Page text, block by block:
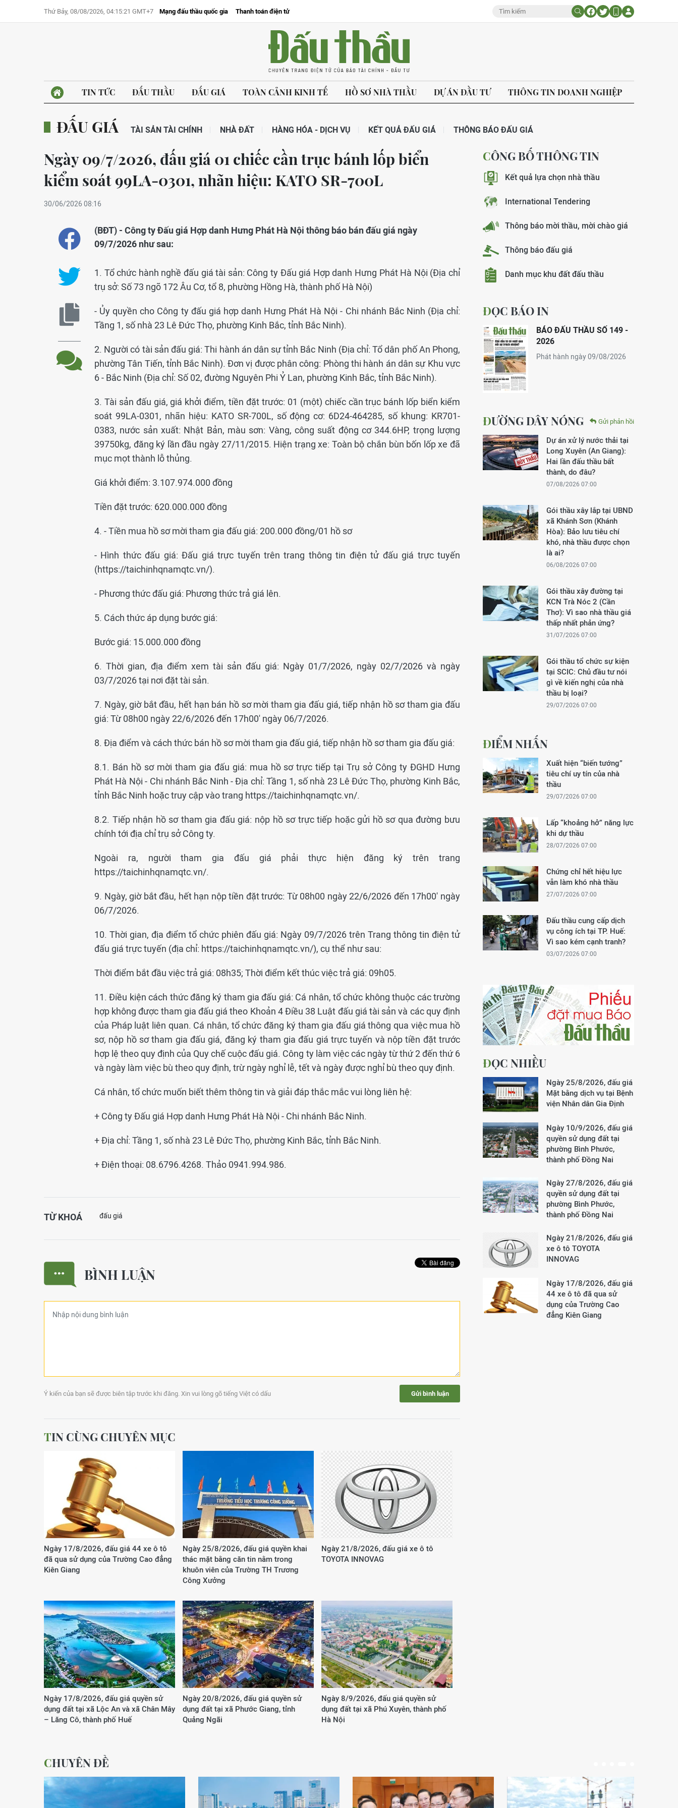
Thứ Bảy, 08/08/2026, 04:15:21 GMT+7 Mạng đấu thầu quốc gia Thanh toán điện tử
TIN TỨC ĐẤU THẦU ĐẤU GIÁ TOÀN CẢNH KINH TẾ HỒ SƠ NHÀ THẦU DỰ ÁN ĐẦU TƯ THÔNG TIN DOANH NGHIỆP
ĐẤU GIÁ TÀI SẢN TÀI CHÍNH NHÀ ĐẤT HÀNG HÓA - DỊCH VỤ KẾT QUẢ ĐẤU GIÁ THÔNG BÁO ĐẤU GIÁ
Ngày 09/7/2026, đấu giá 01 chiếc cần trục bánh lốp biển
kiểm soát 99LA-0301, nhãn hiệu: KATO SR-700L
30/06/2026 08:16
(BĐT) - Công ty Đấu giá Hợp danh Hưng Phát Hà Nội thông báo bán đấu giá ngày
09/7/2026 như sau:
1. Tổ chức hành nghề đấu giá tài sản: Công ty Đấu giá Hợp danh Hưng Phát Hà Nội (Địa chỉ
trụ sở: Số 73 ngõ 172 Âu Cơ, tổ 8, phường Hồng Hà, thành phố Hà Nội)
- Ủy quyền cho Công ty đấu giá hợp danh Hưng Phát Hà Nội - Chi nhánh Bắc Ninh (Địa chỉ:
Tầng 1, số nhà 23 Lê Đức Thọ, phường Kinh Bắc, tỉnh Bắc Ninh).
2. Người có tài sản đấu giá: Thi hành án dân sự tỉnh Bắc Ninh (Địa chỉ: Tổ dân phố An Phong,
phường Tân Tiến, tỉnh Bắc Ninh). Đơn vị được phân công: Phòng thi hành án dân sự Khu vực
6 - Bắc Ninh (Địa chỉ: Số 02, đường Nguyên Phi Ỷ Lan, phường Kinh Bắc, tỉnh Bắc Ninh).
3. Tài sản đấu giá, giá khởi điểm, tiền đặt trước: 01 (một) chiếc cần trục bánh lốp biển kiểm
soát 99LA-0301, nhãn hiệu: KATO SR-700L, số động cơ: 6D24-464285, số khung: KR701-
0383, nước sản xuất: Nhật Bản, màu sơn: Vàng, công suất động cơ 344.6HP, trọng lượng
39750kg, đăng ký lần đầu ngày 27/11/2015. Hiện trạng xe: Toàn bộ chắn bùn bốn lốp xe đã
mục mọt thành lỗ thủng.
Giá khởi điểm: 3.107.974.000 đồng
Tiền đặt trước: 620.000.000 đồng
4. - Tiền mua hồ sơ mời tham gia đấu giá: 200.000 đồng/01 hồ sơ
- Hình thức đấu giá: Đấu giá trực tuyến trên trang thông tin điện tử đấu giá trực tuyến
(https://taichinhqnamqtc.vn/).
- Phương thức đấu giá: Phương thức trả giá lên.
5. Cách thức áp dụng bước giá:
Bước giá: 15.000.000 đồng
6. Thời gian, địa điểm xem tài sản đấu giá: Ngày 01/7/2026, ngày 02/7/2026 và ngày
03/7/2026 tại nơi đặt tài sản.
7. Ngày, giờ bắt đầu, hết hạn bán hồ sơ mời tham gia đấu giá, tiếp nhận hồ sơ tham gia đấu
giá: Từ 08h00 ngày 22/6/2026 đến 17h00' ngày 06/7/2026.
8. Địa điểm và cách thức bán hồ sơ mời tham gia đấu giá, tiếp nhận hồ sơ tham gia đấu giá:
8.1. Bán hồ sơ mời tham gia đấu giá: mua hồ sơ trực tiếp tại Trụ sở Công ty ĐGHD Hưng
Phát Hà Nội - Chi nhánh Bắc Ninh - Địa chỉ: Tầng 1, số nhà 23 Lê Đức Thọ, phường Kinh Bắc,
tỉnh Bắc Ninh hoặc truy cập vào trang https://taichinhqnamqtc.vn/.
8.2. Tiếp nhận hồ sơ tham gia đấu giá: nộp hồ sơ trực tiếp hoặc gửi hồ sơ qua đường bưu
chính tới địa chỉ trụ sở Công ty.
Ngoài ra, người tham gia đấu giá phải thực hiện đăng ký trên trang
https://taichinhqnamqtc.vn/.
9. Ngày, giờ bắt đầu, hết hạn nộp tiền đặt trước: Từ 08h00 ngày 22/6/2026 đến 17h00' ngày
06/7/2026.
10. Thời gian, địa điểm tổ chức phiên đấu giá: Ngày 09/7/2026 trên Trang thông tin điện tử
đấu giá trực tuyến (địa chỉ: https://taichinhqnamqtc.vn/), cụ thể như sau:
Thời điểm bắt đầu việc trả giá: 08h35; Thời điểm kết thúc việc trả giá: 09h05.
11. Điều kiện cách thức đăng ký tham gia đấu giá: Cá nhân, tổ chức không thuộc các trường
hợp không được tham gia đấu giá theo Khoản 4 Điều 38 Luật đấu giá tài sản và các quy định
của Pháp luật liên quan. Cá nhân, tổ chức đăng ký tham gia đấu giá thông qua việc mua hồ
sơ, nộp hồ sơ tham gia đấu giá, đăng ký tham gia đấu giá trực tuyến và nộp tiền đặt trước
hợp lệ theo quy định của Quy chế cuộc đấu giá. Công ty làm việc các ngày từ thứ 2 đến thứ 6
và ngày làm việc bù theo quy định, trừ ngày nghỉ lễ, tết và ngày được nghỉ bù theo quy định.
Cá nhân, tổ chức muốn biết thêm thông tin và giải đáp thắc mắc vui lòng liên hệ:
+ Công ty Đấu giá Hợp danh Hưng Phát Hà Nội - Chi nhánh Bắc Ninh.
+ Địa chỉ: Tầng 1, số nhà 23 Lê Đức Thọ, phường Kinh Bắc, tỉnh Bắc Ninh.
+ Điện thoại: 08.6796.4268. Thảo 0941.994.986.
TỪ KHOÁ đấu giá
BÌNH LUẬN
Ý kiến của bạn sẽ được biên tập trước khi đăng. Xin vui lòng gõ tiếng Việt có dấu Gửi bình luận
TIN CÙNG CHUYÊN MỤC
Ngày 17/8/2026, đấu giá 44 xe ô tô
đã qua sử dụng của Trường Cao đẳng
Kiên Giang
Ngày 25/8/2026, đấu giá quyền khai
thác mặt bằng căn tin nằm trong
khuôn viên của Trường TH Trương
Công Xưởng
Ngày 21/8/2026, đấu giá xe ô tô
TOYOTA INNOVAG
Ngày 17/8/2026, đấu giá quyền sử
dụng đất tại xã Lộc An và xã Chân Mây
– Lăng Cô, thành phố Huế
Ngày 20/8/2026, đấu giá quyền sử
dụng đất tại xã Phước Giang, tỉnh
Quảng Ngãi
Ngày 8/9/2026, đấu giá quyền sử
dụng đất tại xã Phú Xuyên, thành phố
Hà Nội
CÔNG BỐ THÔNG TIN
Kết quả lựa chọn nhà thầu
International Tendering
Thông báo mời thầu, mời chào giá
Thông báo đấu giá
Danh mục khu đất đấu thầu
ĐỌC BÁO IN
BÁO ĐẤU THẦU SỐ 149 -
2026
Phát hành ngày 09/08/2026
ĐƯỜNG DÂY NÓNG Gửi phản hồi
Dự án xử lý nước thải tại
Long Xuyên (An Giang):
Hai lần đấu thầu bất
thành, do đâu?
07/08/2026 07:00
Gói thầu xây lắp tại UBND
xã Khánh Sơn (Khánh
Hòa): Bảo lưu tiêu chí
khó, nhà thầu được chọn
là ai?
06/08/2026 07:00
Gói thầu xây đường tại
KCN Trà Nóc 2 (Cần
Thơ): Vì sao nhà thầu giá
thấp nhất phản ứng?
31/07/2026 07:00
Gói thầu tổ chức sự kiện
tại SCIC: Chủ đầu tư nói
gì về kiến nghị của nhà
thầu bị loại?
29/07/2026 07:00
ĐIỂM NHẤN
Xuất hiện “biến tướng”
tiêu chí uy tín của nhà
thầu
29/07/2026 07:00
Lấp “khoảng hở” năng lực
khi dự thầu
28/07/2026 07:00
Chứng chỉ hết hiệu lực
vẫn làm khó nhà thầu
27/07/2026 07:00
Đấu thầu cung cấp dịch
vụ công ích tại TP. Huế:
Vì sao kém cạnh tranh?
03/07/2026 07:00
ĐỌC NHIỀU
Ngày 25/8/2026, đấu giá
Mặt bằng dịch vụ tại Bệnh
viện Nhân dân Gia Định
Ngày 10/9/2026, đấu giá
quyền sử dụng đất tại
phường Bình Phước,
thành phố Đồng Nai
Ngày 27/8/2026, đấu giá
quyền sử dụng đất tại
phường Bình Phước,
thành phố Đồng Nai
Ngày 21/8/2026, đấu giá
xe ô tô TOYOTA
INNOVAG
Ngày 17/8/2026, đấu giá
44 xe ô tô đã qua sử
dụng của Trường Cao
đẳng Kiên Giang
CHUYÊN ĐỀ